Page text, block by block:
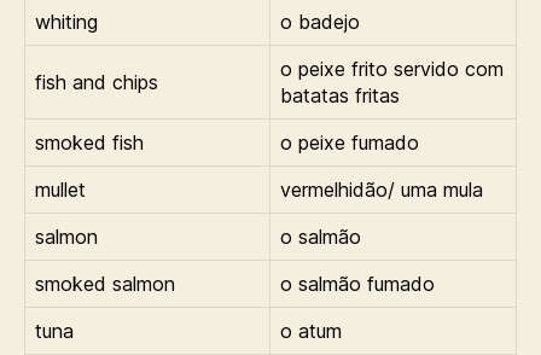
whiting
o badejo
fish and chips
o peixe frito servido com
batatas fritas
smoked fish
o peixe fumado
mullet
vermelhidão/ uma mula
salmon
o salmão
smoked salmon
o salmão fumado
tuna
o atum